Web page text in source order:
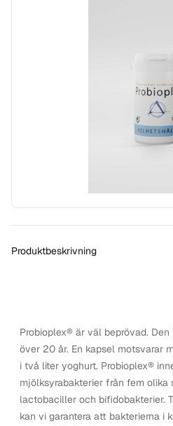
Produktbeskrivning
Probioplex® är väl beprövad.
över 20 år. En kapsel motsvarar
i två liter yoghurt. Probioplex®
mjölksyrabakterier från fem olika
lactobaciller och bifidobakterier.
kan vi garantera att bakterierna i